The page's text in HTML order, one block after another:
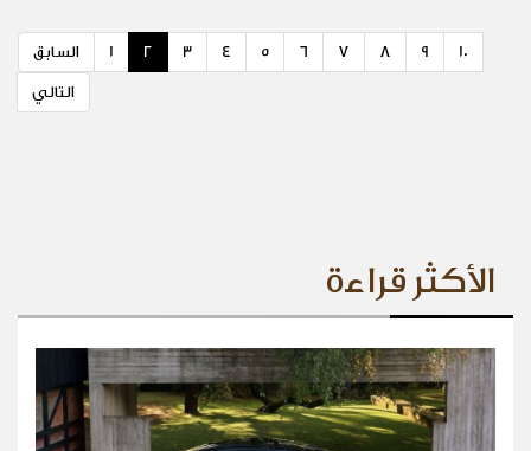
السابق 1 2 3 4 5 6 7 8 9 10
التالي
الأكثر قراءة